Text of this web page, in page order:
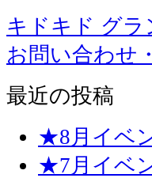
キドキド グラ
お問い合わせ
最近の投稿
★8月イベ
★7月イベ